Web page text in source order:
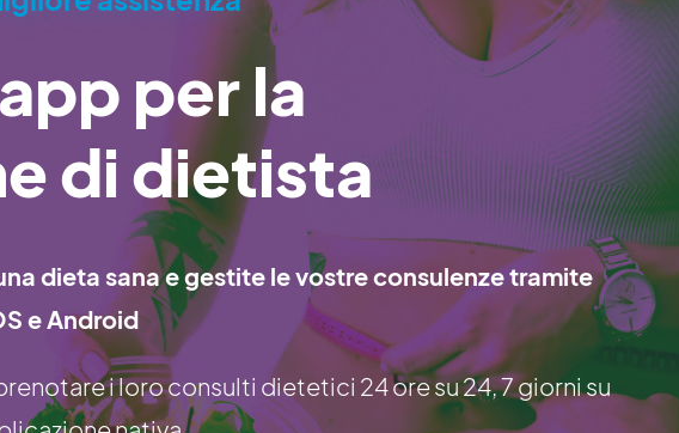
per la
di dietista
dieta sana e gestite le vostre consulenze tramite
e Android
i loro consulti dietetici 24 ore su 24, 7 giorni su